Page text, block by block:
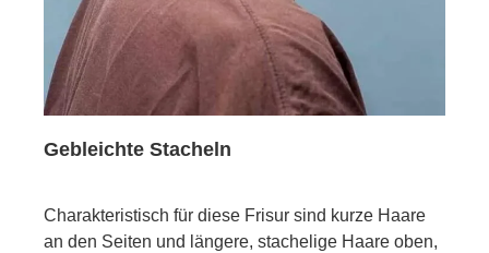
Gebleichte Stacheln
Charakteristisch für diese Frisur sind kurze Haare
an den Seiten und längere, stachelige Haare oben,